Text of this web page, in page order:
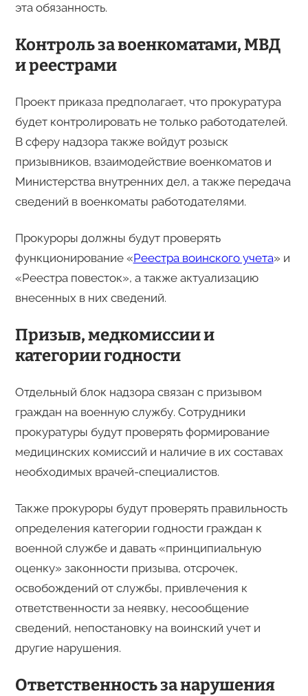
эта обязанность.
Контроль за военкоматами, МВД
и реестрами
Проект приказа предполагает, что прокуратура
будет контролировать не только работодателей.
В сферу надзора также войдут розыск
призывников, взаимодействие военкоматов и
Министерства внутренних дел, а также передача
сведений в военкоматы работодателями.
Прокуроры должны будут проверять
функционирование «Реестра воинского учета» и
«Реестра повесток», а также актуализацию
внесенных в них сведений.
Призыв, медкомиссии и
категории годности
Отдельный блок надзора связан с призывом
граждан на военную службу. Сотрудники
прокуратуры будут проверять формирование
медицинских комиссий и наличие в их составах
необходимых врачей-специалистов.
Также прокуроры будут проверять правильность
определения категории годности граждан к
военной службе и давать «принципиальную
оценку» законности призыва, отсрочек,
освобождений от службы, привлечения к
ответственности за неявку, несообщение
сведений, непостановку на воинский учет и
другие нарушения.
Ответственность за нарушения